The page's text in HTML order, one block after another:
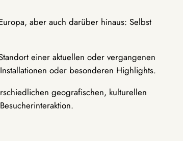
aber auch darüber hinaus: Selbst
einer aktuellen oder vergangenen
oder besonderen Highlights.
geografischen, kulturellen